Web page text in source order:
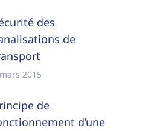
des
de
2015
de
d’une